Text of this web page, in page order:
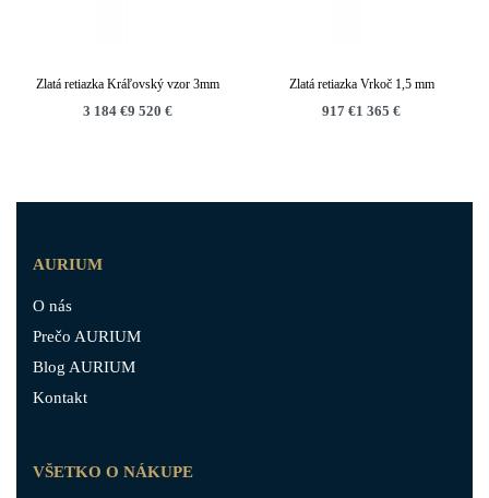
Zlatá retiazka Kráľovský vzor 3mm
3 184€9 520 €
Zlatá retiazka Vrkoč 1,5 mm
917€1 365 €
AURIUM
O nás
Prečo AURIUM
Blog AURIUM
Kontakt
VŠETKO O NÁKUPE